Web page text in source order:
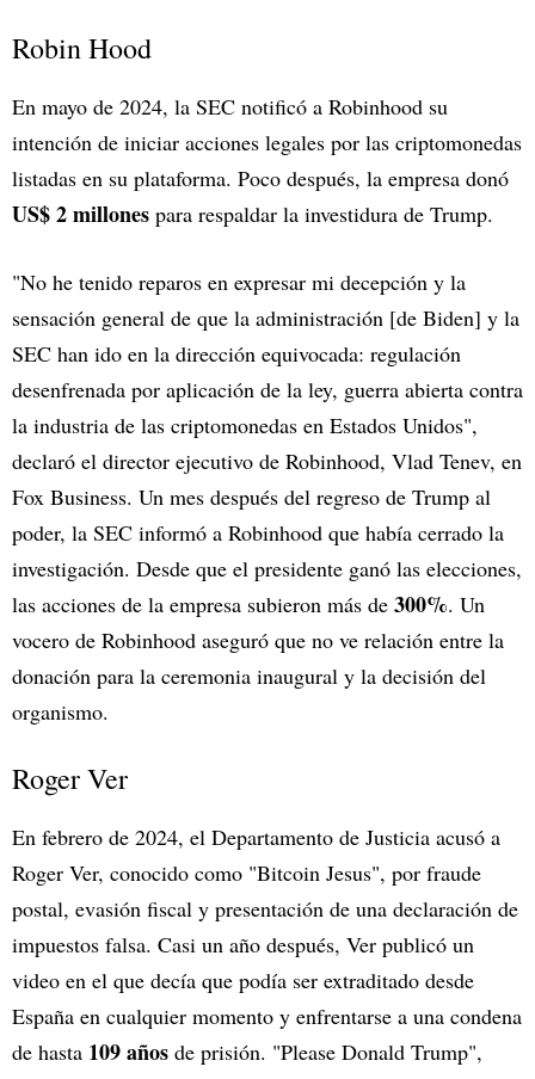
Robin Hood
En mayo de 2024, la SEC notificó a Robinhood su
intención de iniciar acciones legales por las criptomonedas
listadas en su plataforma. Poco después, la empresa donó
US$ 2 millones para respaldar la investidura de Trump.
"No he tenido reparos en expresar mi decepción y la
sensación general de que la administración [de Biden] y la
SEC han ido en la dirección equivocada: regulación
desenfrenada por aplicación de la ley, guerra abierta contra
la industria de las criptomonedas en Estados Unidos",
declaró el director ejecutivo de Robinhood, Vlad Tenev, en
Fox Business. Un mes después del regreso de Trump al
poder, la SEC informó a Robinhood que había cerrado la
investigación. Desde que el presidente ganó las elecciones,
las acciones de la empresa subieron más de 300%. Un
vocero de Robinhood aseguró que no ve relación entre la
donación para la ceremonia inaugural y la decisión del
organismo.
Roger Ver
En febrero de 2024, el Departamento de Justicia acusó a
Roger Ver, conocido como "Bitcoin Jesus", por fraude
postal, evasión fiscal y presentación de una declaración de
impuestos falsa. Casi un año después, Ver publicó un
video en el que decía que podía ser extraditado desde
España en cualquier momento y enfrentarse a una condena
de hasta 109 años de prisión. "Please Donald Trump",